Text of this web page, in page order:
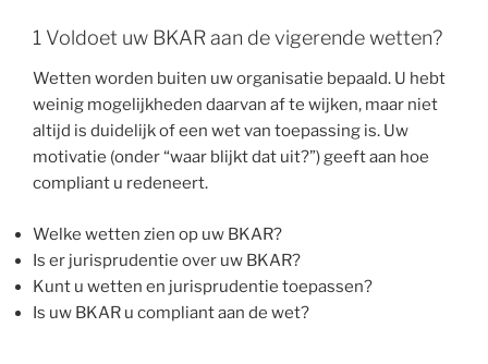
1 Voldoet uw BKAR aan de vigerende wetten?
Wetten worden buiten uw organisatie bepaald. U hebt
weinig mogelijkheden daarvan af te wijken, maar niet
altijd is duidelijk of een wet van toepassing is. Uw
motivatie (onder “waar blijkt dat uit?”) geeft aan hoe
compliant u redeneert.
Welke wetten zien op uw BKAR?
Is er jurisprudentie over uw BKAR?
Kunt u wetten en jurisprudentie toepassen?
Is uw BKAR u compliant aan de wet?